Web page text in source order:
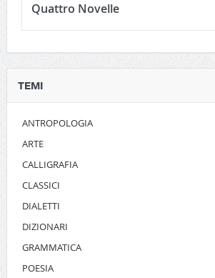
Quattro Novelle
TEMI
ANTROPOLOGIA
ARTE
CALLIGRAFIA
CLASSICI
DIALETTI
DIZIONARI
GRAMMATICA
POESIA